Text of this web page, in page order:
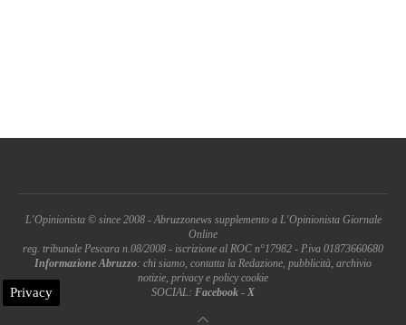
L'Opinionista © since 2008 - Abruzzonews supplemento a L'Opinionista Giornale
Online
reg. tribunale Pescara n.08/2008 - iscrizione al ROC n°17982 - P.iva 01873660680
Informazione Abruzzo: chi siamo, contatta la Redazione, pubblicità, archivio
notizie, privacy e policy cookie
SOCIAL: Facebook - X
Privacy